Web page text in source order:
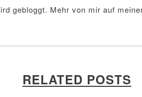
gebloggt. Mehr von mir auf
RELATED POSTS